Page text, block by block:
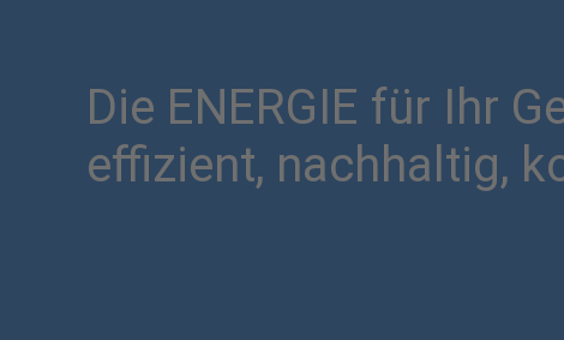
Die ENERGIE für Ihr
effizient, nachhaltig,